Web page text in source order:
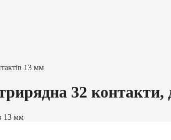
13 мм
32
13 мм